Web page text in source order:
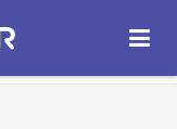
ОТКРЫТЬ